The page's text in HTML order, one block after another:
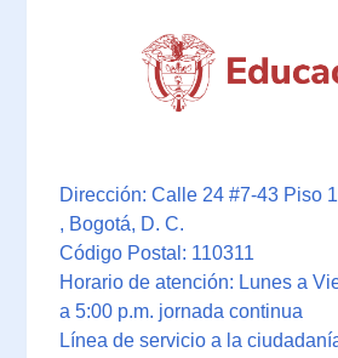
Dirección: Calle 24 #7-43 Piso
, Bogotá, D. C.
Código Postal: 110311
Horario de atención: Lunes a
a 5:00 p.m. jornada continua
Línea de servicio a la